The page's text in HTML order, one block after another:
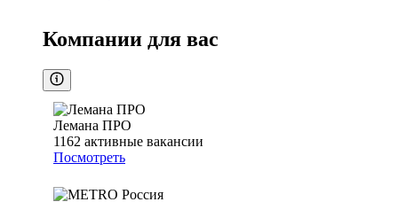
Компании для вас
Лемана ПРО
1162 активные вакансии
Посмотреть